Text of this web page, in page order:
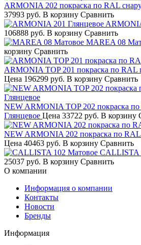
ARMONIA 202 покраска по RAL
37993 руб. В корзину Сравнить
106888 руб. В корзину Сравнить
MAREA 08
корзину Сравнить
ARMONIA TOP 201 покраска по RAL
Цена 196299 руб. В корзину Сравнить
NEW ARMONIA TOP 202 покраска
Глянцевое Цена 33722 руб. В корзину
NEW ARMONIA 202 покраска по
Цена 40463 руб. В корзину Сравнить
CALLISTA
25037 руб. В корзину Сравнить
О компании
Информация о компании
Контакты
Новости
Бренды
Информация